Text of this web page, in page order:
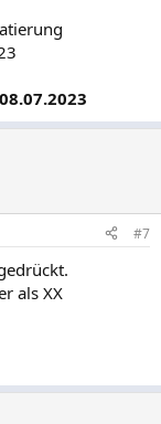
in den Container
ermitteln:
#7
als XX